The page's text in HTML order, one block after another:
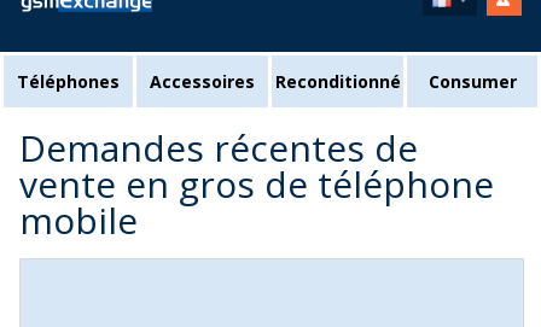
Téléphones Accessoires Reconditionné Consumer
Demandes récentes de
vente en gros de téléphone
mobile